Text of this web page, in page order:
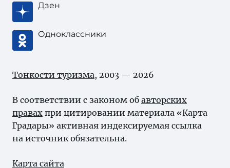
Дзен
Одноклассники
Тонкости туризма, 2003 — 2026
В соответствии с законом об авторских
правах при цитировании материала «Карта
Градары» активная индексируемая ссылка
на источник обязательна.
Карта сайта